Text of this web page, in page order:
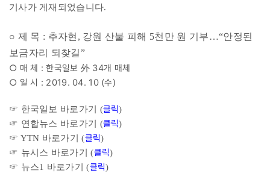
기사가 게재되었습니다.
○ 제 목 : 추자현, 강원 산불 피해 5천만 원 기부…“안정된
보금자리 되찾길”
○ 매 체 : 한국일보 外 34개 매체
○ 일 시 : 2019. 04. 10 (수)
☞ 한국일보 바로가기 (클릭)
☞ 연합뉴스 바로가기 (클릭)
☞ YTN 바로가기 (클릭)
☞ 뉴시스 바로가기 (클릭)
☞ 뉴스1 바로가기 (클릭)